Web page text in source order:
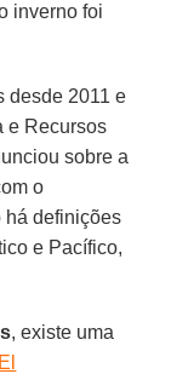
inverno foi
desde 2011 e
e Recursos
sobre a
o
há definições
e Pacífico,
, existe uma
El